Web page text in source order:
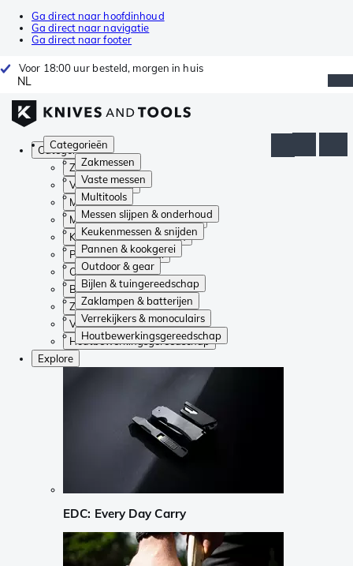
Ga direct naar hoofdinhoud
Ga direct naar navigatie
Ga direct naar footer
Voor 18:00 uur besteld, morgen in huis
NL
Categorieën
Zakmessen
Vaste messen
Multitools
Messen slijpen & onderhoud
Keukenmessen & snijden
Pannen & kookgerei
Outdoor & gear
Bijlen & tuingereedschap
Zaklampen & batterijen
Verrekijkers & monoculairs
Houtbewerkingsgereedschap
Categorieën
Zakmessen
Vaste messen
Multitools
Messen slijpen & onderhoud
Keukenmessen & snijden
Pannen & kookgerei
Outdoor & gear
Bijlen & tuingereedschap
Zaklampen & batterijen
Verrekijkers & monoculairs
Houtbewerkingsgereedschap
Explore
EDC: Every Day Carry